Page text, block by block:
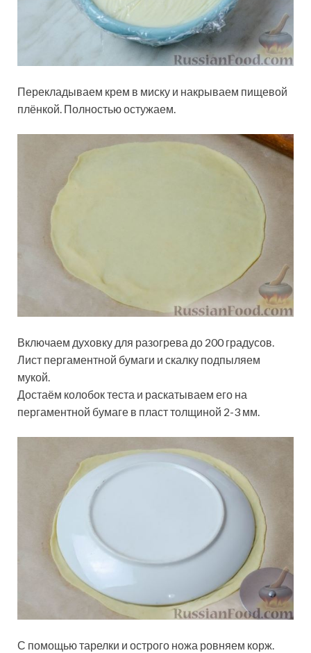
Перекладываем крем в миску и накрываем пищевой
плёнкой. Полностью остужаем.
Включаем духовку для разогрева до 200 градусов.
Лист пергаментной бумаги и скалку подпыляем
мукой.
Достаём колобок теста и раскатываем его на
пергаментной бумаге в пласт толщиной 2-3 мм.
С помощью тарелки и острого ножа ровняем корж.